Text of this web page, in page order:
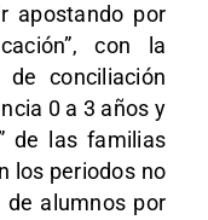
apostando por
con la
conciliación
0 a 3 años y
de las familias
los periodos no
de alumnos por